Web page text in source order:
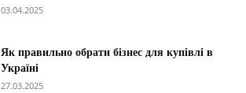
03.04.2025
Як правильно обрати бізнес для купівлі в
Україні
27.03.2025